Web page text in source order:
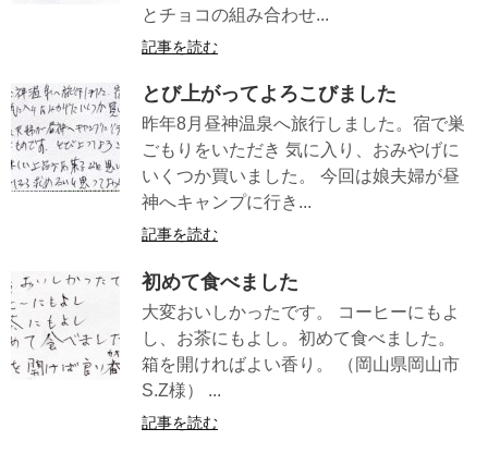
とチョコの組み合わせ...
記事を読む
とび上がってよろこびました
昨年8月昼神温泉へ旅行しました。宿で巣
ごもりをいただき 気に入り、おみやげに
いくつか買いました。 今回は娘夫婦が昼
神へキャンプに行き...
記事を読む
初めて食べました
大変おいしかったです。 コーヒーにもよ
し、お茶にもよし。初めて食べました。
箱を開ければよい香り。 （岡山県岡山市
S.Z様） ...
記事を読む